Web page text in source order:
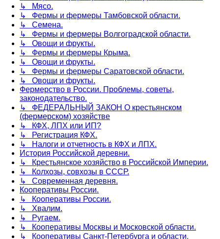
↳ Мясо.
↳ Фермы и фермеры Тамбовской области.
↳ Семена.
↳ Фермы и фермеры Волгоградской области.
↳ Овощи и фрукты.
↳ Фермы и фермеры Крыма.
↳ Овощи и фрукты.
↳ Фермы и фермеры Саратовской области.
↳ Овощи и фрукты.
Фермерство в России. Проблемы, советы,
законодательство.
↳ ФЕДЕРАЛЬНЫЙ ЗАКОН О крестьянском
(фермерском) хозяйстве
↳ КФХ, ЛПХ или ИП?
↳ Регистрация КФХ.
↳ Налоги и отчетность в КФХ и ЛПХ.
История Российской деревни.
↳ Крестьянское хозяйство в Российской Империи.
↳ Колхозы, совхозы в СССР.
↳ Современная деревня.
Кооперативы России.
↳ Кооперативы России.
↳ Хвалим.
↳ Ругаем.
↳ Кооперативы Москвы и Московской области.
↳ Кооперативы Санкт-Петербурга и области.